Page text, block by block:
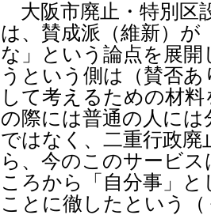
大阪市廃止・特別区
は、賛成派（維新）が
な」という論点を展
うという側は（賛否
して考えるための材
の際には普通の人に
ではなく、二重行政
ら、今のこのサービ
ころから「自分事」
ことに徹したという